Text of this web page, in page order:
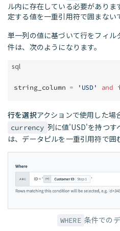
ル内に存在している必要があり
定する値を一重引用符で囲まない
単一列の値に基づいて行をフィル
件は、次のようになります。
sql
string_column = 'USD' and
行を選択アクションで使用した場
currency 列に値'USD'を持つす
は、データピルを一重引用符で囲
WHERE 条件での